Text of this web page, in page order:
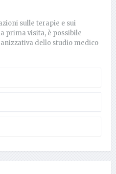
sulle terapie e sui
prima visita, è possibile
dello studio medico